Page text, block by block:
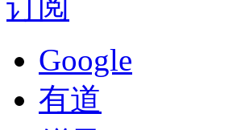
Google
有道